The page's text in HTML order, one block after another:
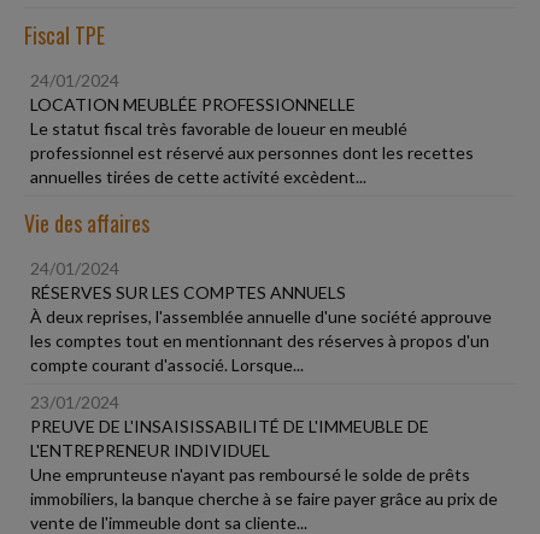
Fiscal TPE
24/01/2024
LOCATION MEUBLÉE PROFESSIONNELLE
Le statut fiscal très favorable de loueur en meublé
professionnel est réservé aux personnes dont les recettes
annuelles tirées de cette activité excèdent...
Vie des affaires
24/01/2024
RÉSERVES SUR LES COMPTES ANNUELS
À deux reprises, l'assemblée annuelle d'une société approuve
les comptes tout en mentionnant des réserves à propos d'un
compte courant d'associé. Lorsque...
23/01/2024
PREUVE DE L'INSAISISSABILITÉ DE L'IMMEUBLE DE
L'ENTREPRENEUR INDIVIDUEL
Une emprunteuse n'ayant pas remboursé le solde de prêts
immobiliers, la banque cherche à se faire payer grâce au prix de
vente de l'immeuble dont sa cliente...